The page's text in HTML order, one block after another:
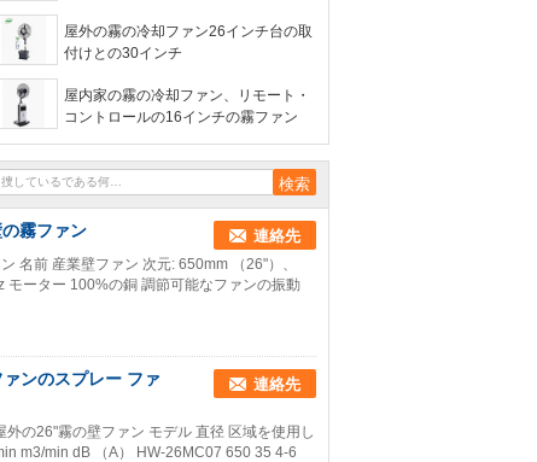
屋外の霧の冷却ファン26インチ台の取
付けとの30インチ
屋内家の霧の冷却ファン、リモート・
コントロールの16インチの霧ファン
霧ファン 連絡先
名前 産業壁ファン 次元: 650mm （26"）、
ーター 100%の銅 調節可能なファンの振動
ンのスプレー ファ
連絡先
の26"霧の壁ファン モデル 直径 区域を使用し
m3/min dB （A） HW-26MC07 650 35 4-6